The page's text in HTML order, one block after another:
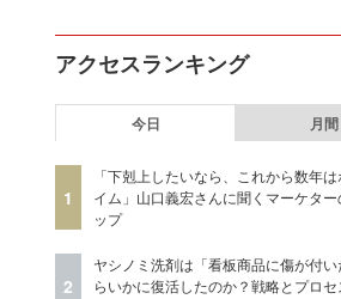
アクセスランキング
今日 月間
1
「下剋上したいなら、これから数年
イム」山口義宏さんに聞くマーケタ
ップ
2
ヤシノミ洗剤は「看板商品に傷が付
らいかに復活したのか？戦略とプロセ